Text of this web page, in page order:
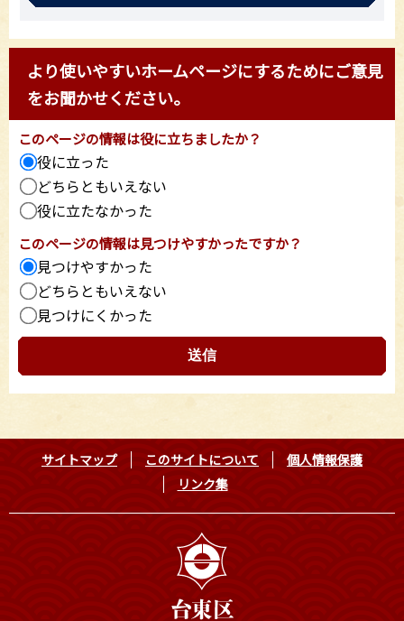
より使いやすいホームページにするためにご意見
をお聞かせください。
このページの情報は役に立ちましたか？
役に立った
どちらともいえない
役に立たなかった
このページの情報は見つけやすかったですか？
見つけやすかった
どちらともいえない
見つけにくかった
サイトマップ このサイトについて
個人情報保護
リンク集